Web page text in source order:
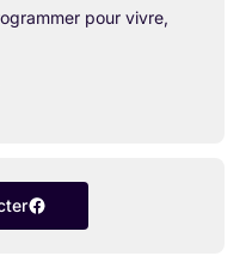
pour vivre,